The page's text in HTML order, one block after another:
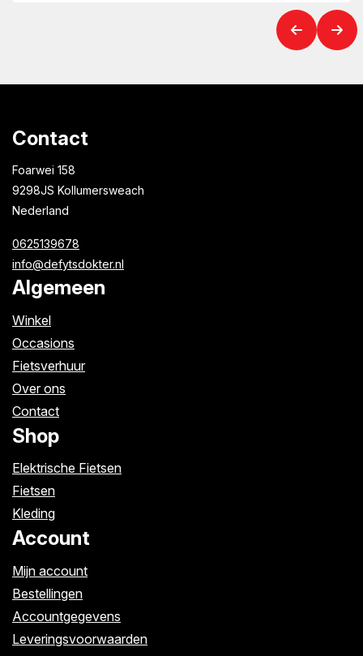
Contact
Foarwei 158
9298JS Kollumersweach
Nederland
0625139678
info@defytsdokter.nl
Algemeen
Winkel
Occasions
Fietsverhuur
Over ons
Contact
Shop
Elektrische Fietsen
Fietsen
Kleding
Account
Mijn account
Bestellingen
Accountgegevens
Leveringsvoorwaarden